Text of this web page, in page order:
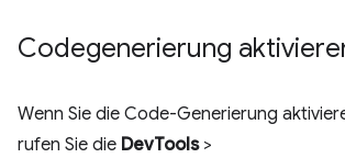
Codegenerierung
Wenn Sie die Code-Generierung
rufen Sie die DevTools>